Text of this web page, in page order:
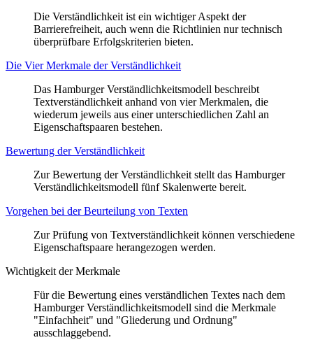
Die Verständlichkeit ist ein wichtiger Aspekt der
Barrierefreiheit, auch wenn die Richtlinien nur technisch
überprüfbare Erfolgskriterien bieten.
Die Vier Merkmale der Verständlichkeit
Das Hamburger Verständlichkeitsmodell beschreibt
Textverständlichkeit anhand von vier Merkmalen, die
wiederum jeweils aus einer unterschiedlichen Zahl an
Eigenschaftspaaren bestehen.
Bewertung der Verständlichkeit
Zur Bewertung der Verständlichkeit stellt das Hamburger
Verständlichkeitsmodell fünf Skalenwerte bereit.
Vorgehen bei der Beurteilung von Texten
Zur Prüfung von Textverständlichkeit können verschiedene
Eigenschaftspaare herangezogen werden.
Wichtigkeit der Merkmale
Für die Bewertung eines verständlichen Textes nach dem
Hamburger Verständlichkeitsmodell sind die Merkmale
"Einfachheit" und "Gliederung und Ordnung"
ausschlaggebend.